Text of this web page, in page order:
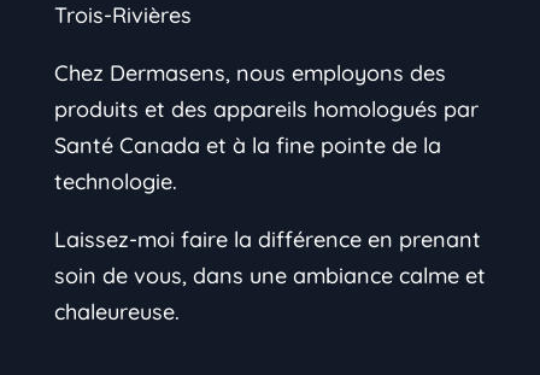
Trois-Rivières
Chez Dermasens, nous employons des
produits et des appareils homologués par
Santé Canada et à la fine pointe de la
technologie.
Laissez-moi faire la différence en prenant
soin de vous, dans une ambiance calme et
chaleureuse.